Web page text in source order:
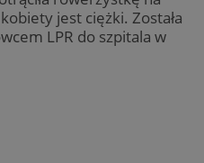
jest ciężki. Została
LPR do szpitala w